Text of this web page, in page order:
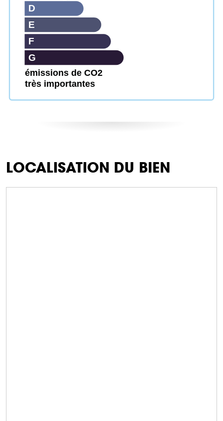
émissions de CO2
très importantes
G
F
E
D
LOCALISATION DU BIEN